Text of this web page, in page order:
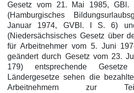
Gesetz vom 21. Mai 1985, GBl.
(Hamburgisches
Januar 1974, GVBl. I S. 6)
(Niedersächsisches Gesetz über
für Arbeitnehmer vom 5. Juni
geändert durch Gesetz vom 23.
179) entsprechende
Ländergesetze sehen die
Arbeitnehmern zur